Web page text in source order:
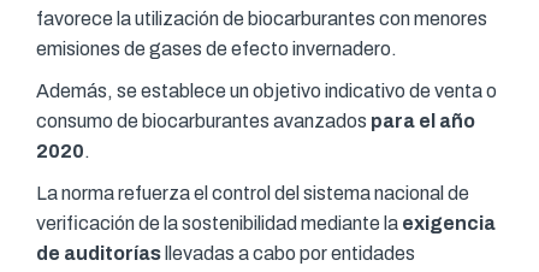
favorece la utilización de biocarburantes con menores
emisiones de gases de efecto invernadero.
Además, se establece un objetivo indicativo de venta o
consumo de biocarburantes avanzados para el año
2020.
La norma refuerza el control del sistema nacional de
verificación de la sostenibilidad mediante la exigencia
de auditorías llevadas a cabo por entidades